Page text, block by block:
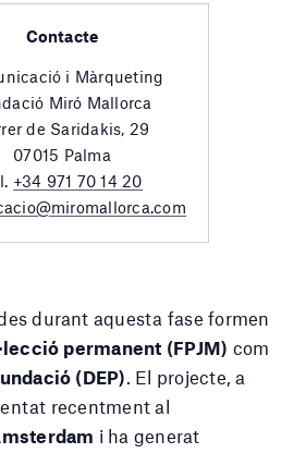
Contacte
i Màrqueting
Miró Mallorca
de Saridakis, 29
07015 Palma
+34 971 70 14 20
durant aquesta fase formen
permanent (FPJM) com
(DEP). El projecte, a
recentment al
i ha generat